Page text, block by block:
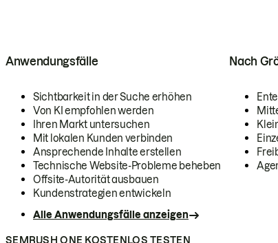
Anwendungsfälle
Sichtbarkeit in der Suche erhöhen
Von KI empfohlen werden
Ihren Markt untersuchen
Mit lokalen Kunden verbinden
Ansprechende Inhalte erstellen
Technische Website-Probleme beheben
Offsite-Autorität ausbauen
Kundenstrategien entwickeln
Alle Anwendungsfälle anzeigen
Nach
SEMRUSH ONE KOSTENLOS TESTEN